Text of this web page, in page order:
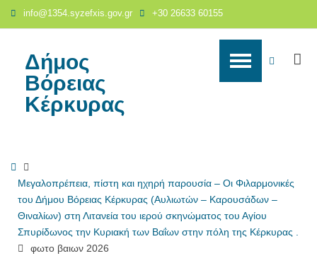
Δήμος
Βόρειας
Κέρκυρας
info@1354.syzefxis.gov.gr +30 26633 60155
Δήμος
Βόρειας
Κέρκυρας
Home
Μεγαλοπρέπεια, πίστη και ηχηρή παρουσία – Οι Φιλαρμονικές
του Δήμου Βόρειας Κέρκυρας (Αυλιωτών – Καρουσάδων –
Θιναλίων) στη Λιτανεία του ιερού σκηνώματος του Αγίου
Σπυρίδωνος την Κυριακή των Βαΐων στην πόλη της Κέρκυρας .
φωτο βαιων 2026